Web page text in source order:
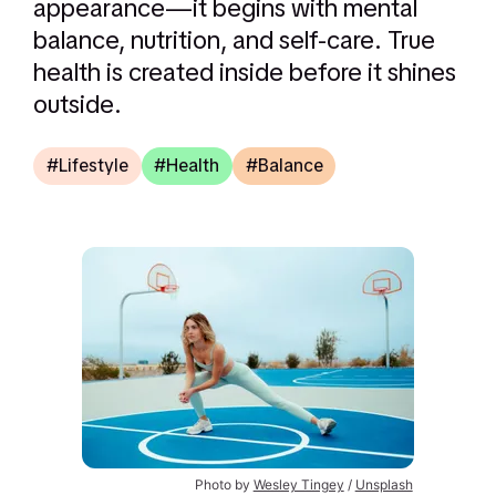
appearance—it begins with mental
balance, nutrition, and self-care. True
health is created inside before it shines
outside.
Lifestyle Health Balance
Photo by Wesley Tingey / Unsplash